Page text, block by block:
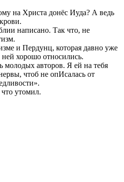
на Христа донёс Иуда? А ведь
написано. Так что, не
и Пердунц, которая давно уже
хорошо относились.
молодых авторов. Я ей на тебя
чтоб не опИсалась от
утомил.